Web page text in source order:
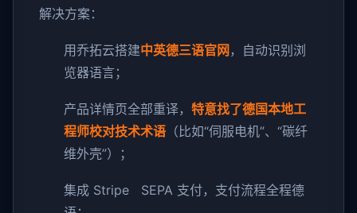
解决方案：
用乔拓云搭建中英德三语官网 ，自动识别浏
览器语言；
产品详情页全部重译， 特意找了德国本地工
程师校对技术术语 （比如“伺服电机”、“碳纤
维外壳”）；
集成 Stripe SEPA 支付，支付流程全程德